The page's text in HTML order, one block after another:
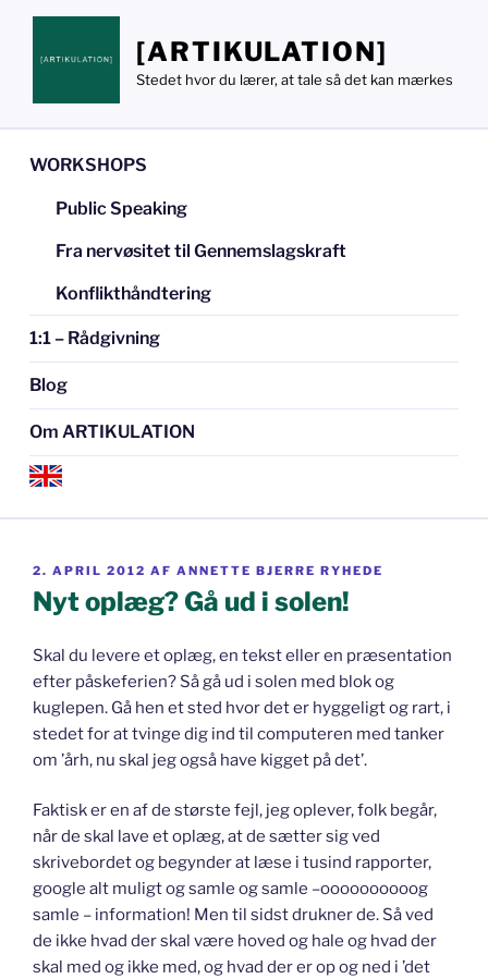
Videre
indhold
[ARTIKULATION]
Stedet hvor du lærer, at tale så det kan mærkes
WORKSHOPS
Public Speaking
Fra nervøsitet til Gennemslagskraft
Konflikthåndtering
1:1 – Rådgivning
Blog
Om ARTIKULATION
UDGIVET
DEN
2. APRIL 2012 AF ANNETTE BJERRE RYHEDE
Nyt oplæg? Gå ud i solen!
Skal du levere et oplæg, en tekst eller en præsentation
efter påskeferien? Så gå ud i solen med blok og
kuglepen. Gå hen et sted hvor det er hyggeligt og rart, i
stedet for at tvinge dig ind til computeren med tanker
om ’årh, nu skal jeg også have kigget på det’.
Faktisk er en af de største fejl, jeg oplever, folk begår,
når de skal lave et oplæg, at de sætter sig ved
skrivebordet og begynder at læse i tusind rapporter,
google alt muligt og samle og samle –oooooooooog
samle – information! Men til sidst drukner de. Så ved
de ikke hvad der skal være hoved og hale og hvad der
skal med og ikke med, og hvad der er op og ned i ’det